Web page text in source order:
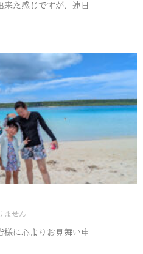
た感じですが、連日
ません
に心よりお見舞い申